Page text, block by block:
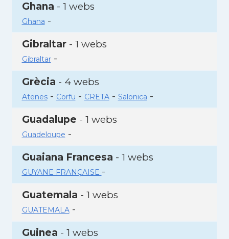
Ghana - 1 webs
Ghana -
Gibraltar- 1 webs
Gibraltar-
Grècia - 4 webs
Atenes- Corfu - CRETA- Salonica -
Guadalupe - 1 webs
Guadeloupe -
Guaiana Francesa - 1 webs
GUYANE FRANÇAISE -
Guatemala - 1 webs
GUATEMALA-
Guinea - 1 webs